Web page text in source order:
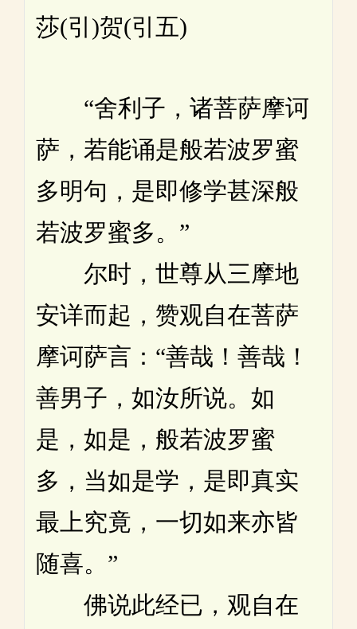
莎(引)贺(引五)
“舍利子，诸菩萨摩诃
萨，若能诵是般若波罗蜜
多明句，是即修学甚深般
若波罗蜜多。”
尔时，世尊从三摩地
安详而起，赞观自在菩萨
摩诃萨言：“善哉！善哉！
善男子，如汝所说。如
是，如是，般若波罗蜜
多，当如是学，是即真实
最上究竟，一切如来亦皆
随喜。”
佛说此经已，观自在